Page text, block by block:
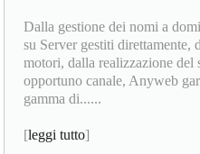
Dalla gestione dei nomi a
su Server gestiti direttamente,
motori, dalla realizzazione del
opportuno canale, Anyweb
gamma di......
[leggi tutto]